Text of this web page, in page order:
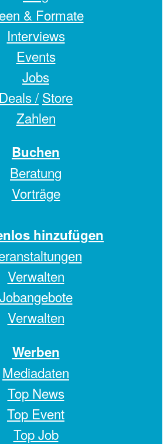
& Formate
Interviews
Events
Jobs
Deals / Store
Zahlen
Buchen
Beratung
Vorträge
hinzufügen
Verwalten
Jobangebote
Verwalten
Werben
Mediadaten
Top News
Top Event
Top Job